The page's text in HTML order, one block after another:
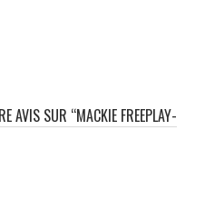
AVIS SUR “MACKIE FREEPLAY-